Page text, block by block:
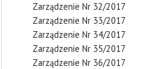
Zarządzenie Nr 32/2017
Zarządzenie Nr 33/2017
Zarządzenie Nr 34/2017
Zarządzenie Nr 35/2017
Zarządzenie Nr 36/2017